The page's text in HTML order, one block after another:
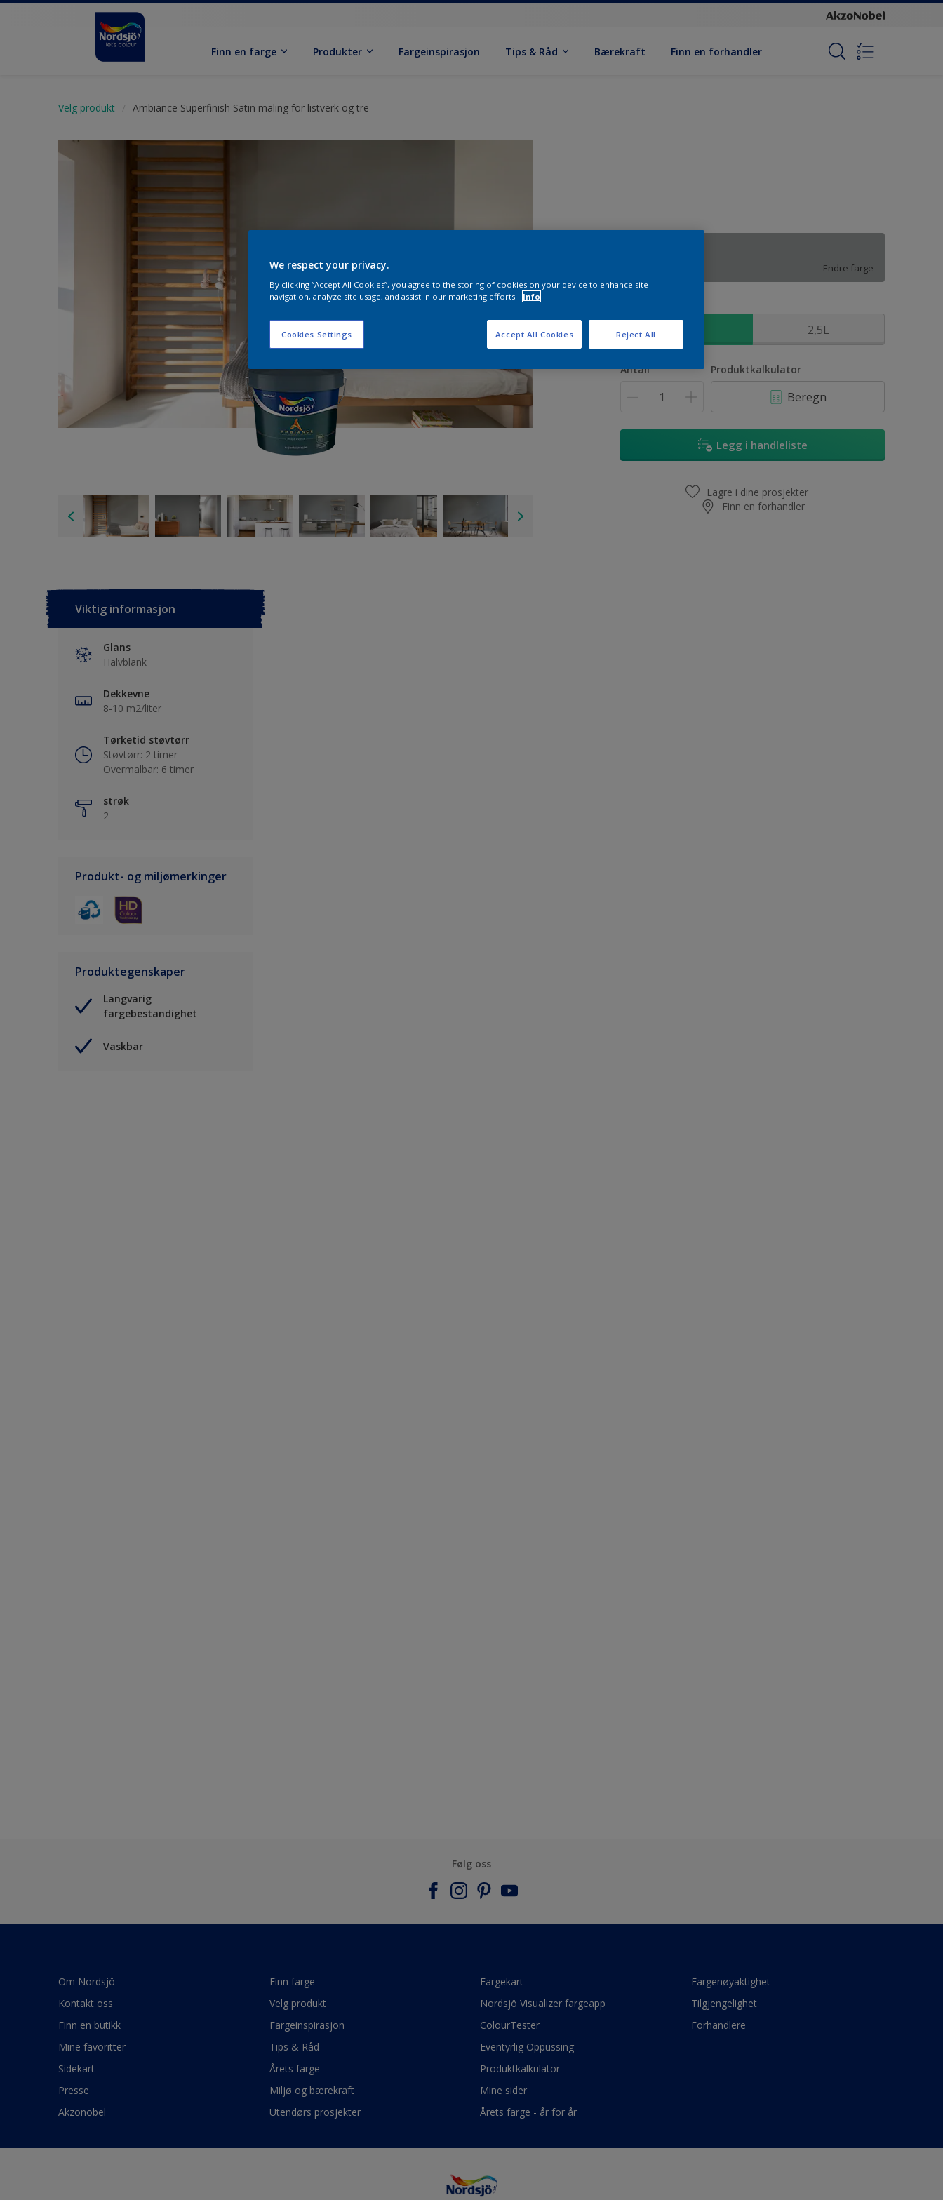
Finn en farge Produkter Fargeinspirasjon Tips & Råd Bærekraft Finn en forhandler
Velg produkt Ambiance Superfinish Satin maling for listverk og tre
Endre farge
2,5L
Antall Produktkalkulator
Beregn
Legg i handleliste
Lagre i dine prosjekter
Finn en forhandler
Viktig informasjon
Glans
Halvblank
Dekkevne
8-10 m2/liter
Tørketid støvtørr
Støvtørr: 2 timer
Overmalbar: 6 timer
strøk
2
Produkt- og miljømerkinger
Produktegenskaper
Langvarig
fargebestandighet
Vaskbar
Følg oss
Om Nordsjö
Kontakt oss
Finn en butikk
Mine favoritter
Sidekart
Presse
Akzonobel
Finn farge
Velg produkt
Fargeinspirasjon
Tips & Råd
Årets farge
Miljø og bærekraft
Utendørs prosjekter
Fargekart
Nordsjö Visualizer fargeapp
ColourTester
Eventyrlig Oppussing
Produktkalkulator
Mine sider
Årets farge - år for år
Fargenøyaktighet
Tilgjengelighet
Forhandlere
We respect your privacy.
By clicking “Accept All Cookies”, you agree to the storing of cookies on your device to enhance site
navigation, analyze site usage, and assist in our marketing efforts.
Info
Cookies Settings Reject All
Accept All Cookies